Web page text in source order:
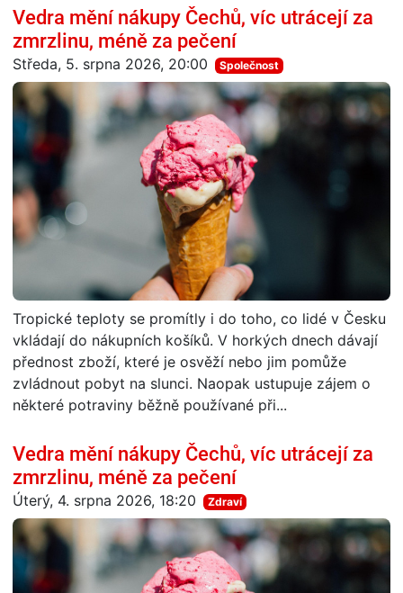
Vedra mění nákupy Čechů, víc utrácejí za
zmrzlinu, méně za pečení
Středa, 5. srpna 2026, 20:00 Společnost
Tropické teploty se promítly i do toho, co lidé v Česku
vkládají do nákupních košíků. V horkých dnech dávají
přednost zboží, které je osvěží nebo jim pomůže
zvládnout pobyt na slunci. Naopak ustupuje zájem o
některé potraviny běžně používané při...
Vedra mění nákupy Čechů, víc utrácejí za
zmrzlinu, méně za pečení
Úterý, 4. srpna 2026, 18:20 Zdraví